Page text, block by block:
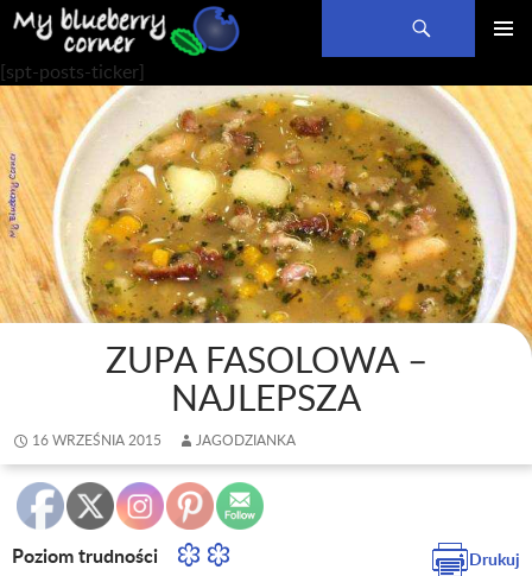
Szukaj
PRZEJDŹ
DO
TREŚCI
[spt-posts-ticker]
ZUPA FASOLOWA –
NAJLEPSZA
16 WRZEŚNIA 2015 JAGODZIANKA
Drukuj
Poziom trudności